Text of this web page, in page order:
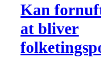
Kan
at bliver